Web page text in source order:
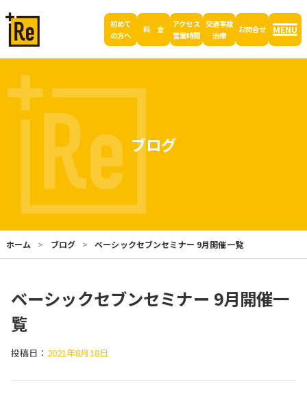
初めて
の方へ
料 金
アクセス
営業時間
交通事故
治療
お問合せ MENU
ブログ
ホーム ブログ ベーシックセブンセミナー 9月開催一覧
ベーシックセブンセミナー 9月開催一
覧
投稿日： 2021年8月18日